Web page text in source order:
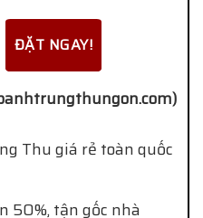
ĐẶT NGAY!
Thu giá rẻ toàn quốc
50%, tận gốc nhà